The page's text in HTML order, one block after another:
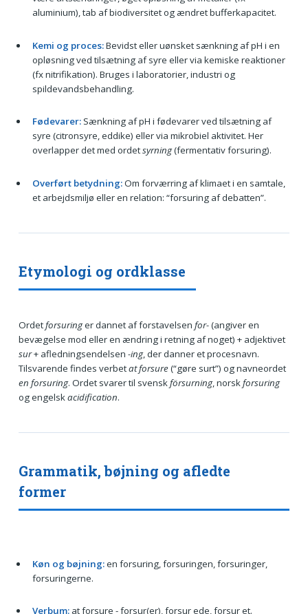
aluminium), tab af biodiversitet og ændret bufferkapacitet.
Kemi og proces:Bevidst eller uønsket sænkning af pH i en
opløsning ved tilsætning af syre eller via kemiske reaktioner
(fx nitrifikation). Bruges i laboratorier, industri og
spildevandsbehandling.
Fødevarer:Sænkning af pH i fødevarer ved tilsætning af
syre (citronsyre, eddike) eller via mikrobiel aktivitet. Her
overlapper det med ordetsyrning(fermentativ forsuring).
Overført betydning:Om forværring af klimaet i en samtale,
et arbejdsmiljø eller en relation: “forsuring af debatten”.
Etymologi og ordklasse
Ordetforsuringer dannet af forstavelsen for-(angiver en
bevægelse mod eller en ændring i retning af noget) + adjektivet
sur+ afledningsendelsen -ing, der danner et procesnavn.
Tilsvarende findes verbetat forsure(“gøre surt”) og navneordet
en forsuring. Ordet svarer til svenskförsurning, norskforsuring
og engelskacidification.
Grammatik, bøjning og afledte
former
Køn og bøjning:en forsuring, forsuringen, forsuringer,
forsuringerne.
Verbum:at forsure - forsur(er), forsur ede, forsur et.